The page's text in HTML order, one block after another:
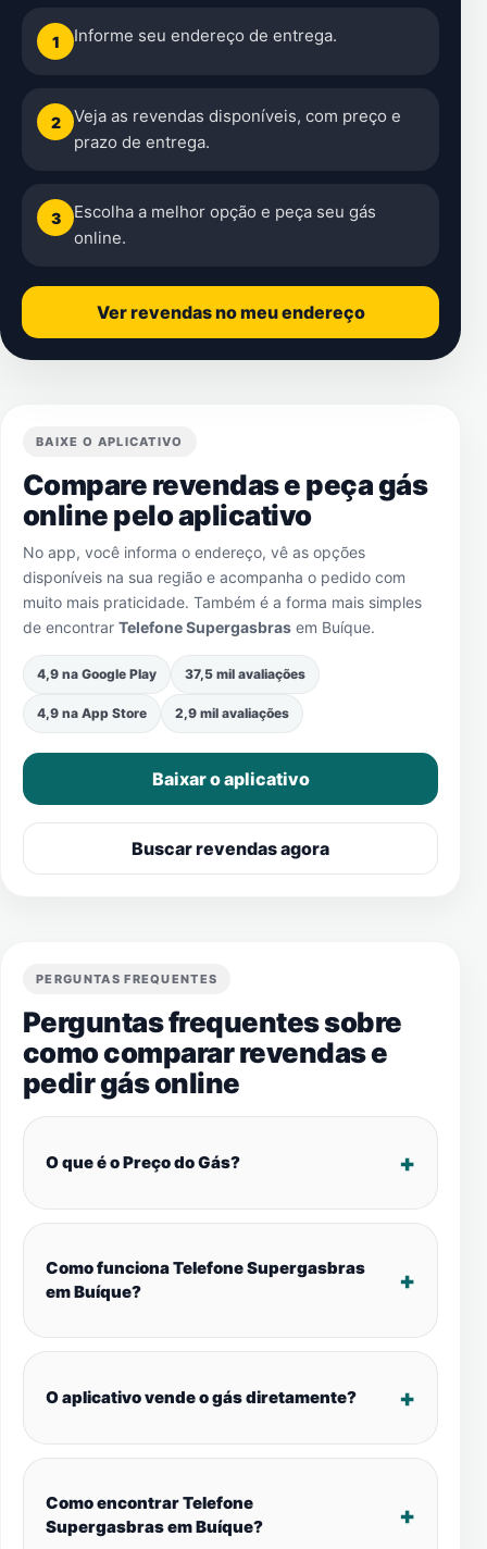
1 Informe seu endereço de entrega.
2
Veja as revendas disponíveis, com preço e
prazo de entrega.
3
Escolha a melhor opção e peça seu gás
online.
Ver revendas no meu endereço
BAIXE O APLICATIVO
Compare revendas e peça gás
online pelo aplicativo
No app, você informa o endereço, vê as opções
disponíveis na sua região e acompanha o pedido com
muito mais praticidade. Também é a forma mais simples
de encontrar Telefone Supergasbras em Buíque.
4,9 na Google Play 37,5 mil avaliações
4,9 na App Store 2,9 mil avaliações
Baixar o aplicativo
Buscar revendas agora
PERGUNTAS FREQUENTES
Perguntas frequentes sobre
como comparar revendas e
pedir gás online
O que é o Preço do Gás?
Como funciona Telefone Supergasbras
em Buíque?
O aplicativo vende o gás diretamente?
Como encontrar Telefone
Supergasbras em Buíque?